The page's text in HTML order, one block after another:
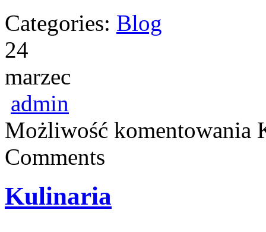
Categories: Blog
24
marzec
admin
Możliwość komentowania
Comments
Kulinaria